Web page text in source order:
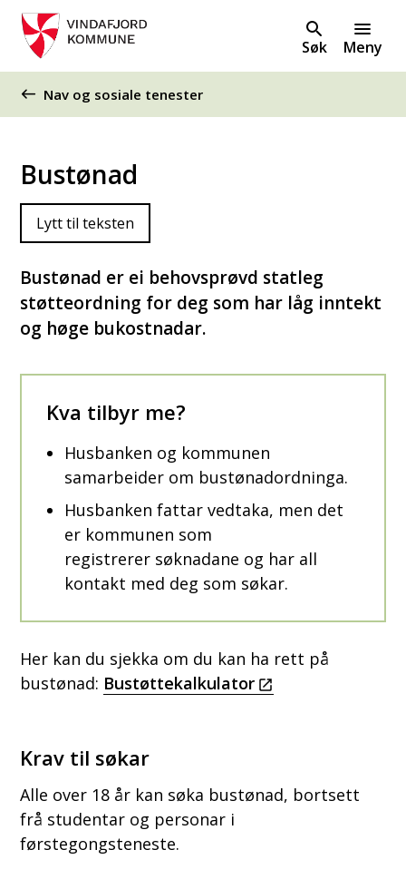
Søk Meny
Du er her:
Nav og sosiale tenester
Bustønad
Lytt til teksten
Bustønad er ei behovsprøvd statleg
støtteordning for deg som har låg inntekt
og høge bukostnadar.
Kva tilbyr me?
Husbanken og kommunen
samarbeider om bustønadordninga.
Husbanken fattar vedtaka, men det
er kommunen som
registrerer søknadane og har all
kontakt med deg som søkar.
Her kan du sjekka om du kan ha rett på
bustønad: Bustøttekalkulator
Krav til søkar
Alle over 18 år kan søka bustønad, bortsett
frå studentar og personar i
førstegongsteneste.